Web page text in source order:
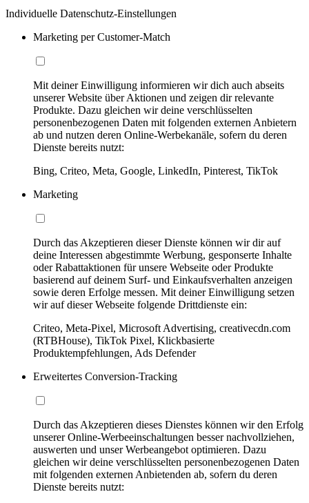
Individuelle Datenschutz-Einstellungen
Marketing per Customer-Match
Mit deiner Einwilligung informieren wir dich auch abseits
unserer Website über Aktionen und zeigen dir relevante
Produkte. Dazu gleichen wir deine verschlüsselten
personenbezogenen Daten mit folgenden externen Anbietern
ab und nutzen deren Online-Werbekanäle, sofern du deren
Dienste bereits nutzt:
Bing, Criteo, Meta, Google, LinkedIn, Pinterest, TikTok
Marketing
Durch das Akzeptieren dieser Dienste können wir dir auf
deine Interessen abgestimmte Werbung, gesponserte Inhalte
oder Rabattaktionen für unsere Webseite oder Produkte
basierend auf deinem Surf- und Einkaufsverhalten anzeigen
sowie deren Erfolge messen. Mit deiner Einwilligung setzen
wir auf dieser Webseite folgende Drittdienste ein:
Criteo, Meta-Pixel, Microsoft Advertising, creativecdn.com
(RTBHouse), TikTok Pixel, Klickbasierte
Produktempfehlungen, Ads Defender
Erweitertes Conversion-Tracking
Durch das Akzeptieren dieses Dienstes können wir den Erfolg
unserer Online-Werbeeinschaltungen besser nachvollziehen,
auswerten und unser Werbeangebot optimieren. Dazu
gleichen wir deine verschlüsselten personenbezogenen Daten
mit folgenden externen Anbietenden ab, sofern du deren
Dienste bereits nutzt: